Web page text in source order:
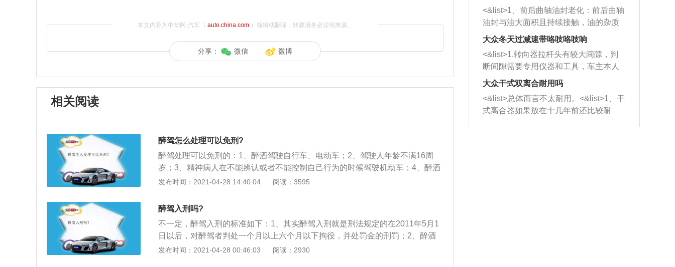
本文内容为中华网·汽车（ auto.china.com）编辑或翻译，转载请务必注明来源。
分享： 微信 微博
相关阅读
醉驾怎么处理可以免刑?
醉驾处理可以免刑的：1、醉酒驾驶自行车、电动车；2、驾驶人年龄不满16周
岁；3、精神病人在不能辨认或者不能控制自己行为的时候驾驶机动车；4、醉酒
驾驶情节显著轻微（比如老婆临产、酒精度刚达到醉酒标准且具有自首情节）。
发布时间：2021-04-28 14:40:04 阅读：3595
醉驾入刑吗?
不一定，醉驾入刑的标准如下：1、其实醉驾入刑就是刑法规定的在2011年5月1
日以后，对醉驾者判处一个月以上六个月以下拘役，并处罚金的刑罚；2、醉酒
驾驶，由公安机关约束至酒醒。吊销机驾驶证，依法追究刑事责任，5年内不得
发布时间：2021-04-28 00:46:03 阅读：2930
西取出来。但如果是因为积碳过多引起
的堵塞，就需要将三元催化器泡在草酸
洗剂对堵塞的情况得到解决，将清洗剂
放在燃油箱中，与燃油混合后，车辆启
动时，就可以和汽油一起进入到燃烧
室，最后形成废气排出，就可以让三元
催化器得到清洗，排气管堵塞的情况就
能够得到解决。
一圈半的练习，往右同样也要打相同的
圈数。 <&list>3、最后强调要反复练
习，这样就可以形成肌肉记忆，在真实
驾驶车辆时，不需要记忆也能打好方
向。
<&list>1、前后曲轴油封老化：前后曲轴
油封与油大面积且持续接触，油的杂质
和发动机内持续温度变化使其密封效果
逐渐减弱，导致渗油或漏油。<&list>2、
活塞间隙过大：积碳会使活塞环与缸体
的间隙扩大，导致机油流入燃烧室中，
造成烧机油。<&list>3、机油粘度。使用
机油粘度过小的话，同样会有烧机油现
象，机油粘度过小具有很好的流动性，
大众冬天过减速带咯吱咯吱响
<&list>1.转向器拉杆头有较大间隙，判
断间隙需要专用仪器和工具，车主本人
无法制作，需要将车辆送到修理厂或4s
店；<&list>2.车辆半轴套管防尘罩破
裂，破裂后会出现漏油现象，使半轴磨
损严重，磨损的半轴容易损坏，产生异
响；<&list>3.稳定器的转向胶套和球头
大众干式双离合耐用吗
<&list>总体而言不太耐用。<&list>1、干
式离合器如果放在十几年前还比较耐